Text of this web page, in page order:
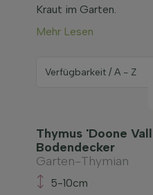
Kraut im Garten.
Mehr Lesen
Thymus 'Doone
Bodendecker
Garten-Thymian
5-10cm